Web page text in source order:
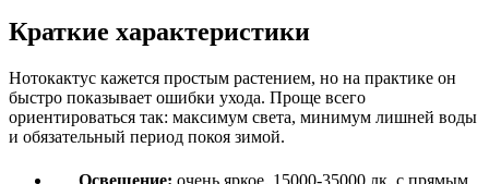
Краткие характеристики
Нотокактус кажется простым растением, но на практике он
быстро показывает ошибки ухода. Проще всего
ориентироваться так: максимум света, минимум лишней воды
и обязательный период покоя зимой.
Освещение: очень яркое, 15000-35000 лк, с прямым